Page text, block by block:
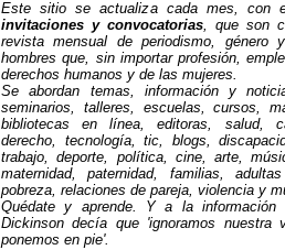
Este sitio se actualiza cada mes, con
invitaciones y convocatorias, que son
revista mensual de periodismo, género
hombres que, sin importar profesión,
derechos humanos y de las mujeres.
Se abordan temas, información y
seminarios, talleres, escuelas, cursos,
bibliotecas en línea, editoras, salud,
derecho, tecnología, tic, blogs,
trabajo, deporte, política, cine, arte,
maternidad, paternidad, familias,
pobreza, relaciones de pareja, violencia y
Quédate y aprende. Y a la
Dickinson decía que 'ignoramos nuestra
ponemos en pie'.